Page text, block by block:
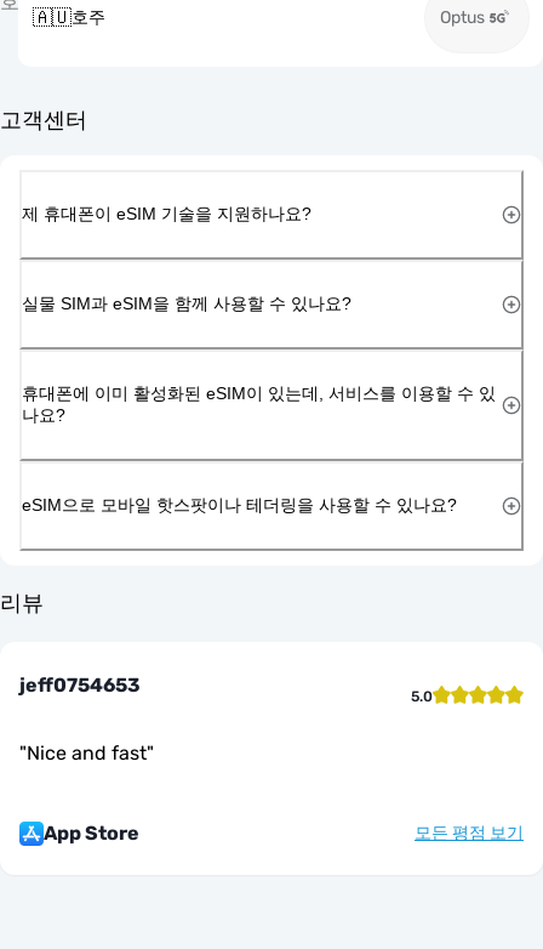
🇦🇺호주 Optus
고객센터
제 휴대폰이 eSIM 기술을 지원하나요?
실물 SIM과 eSIM을 함께 사용할 수 있나요?
휴대폰에 이미 활성화된 eSIM이 있는데, 서비스를 이용할 수 있
나요?
eSIM으로 모바일 핫스팟이나 테더링을 사용할 수 있나요?
리뷰
jeff0754653 5.0
"Nice and fast"
App Store 모든 평점 보기